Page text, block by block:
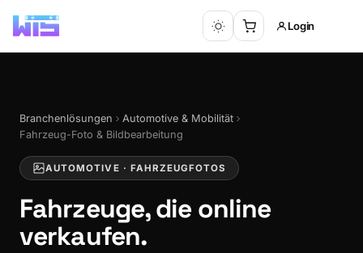
Login
Branchenlösungen
Automotive & Mobilität
Fahrzeug-Foto & Bildbearbeitung
AUTOMOTIVE · FAHRZEUGFOTOS
Fahrzeuge, die online
verkaufen.